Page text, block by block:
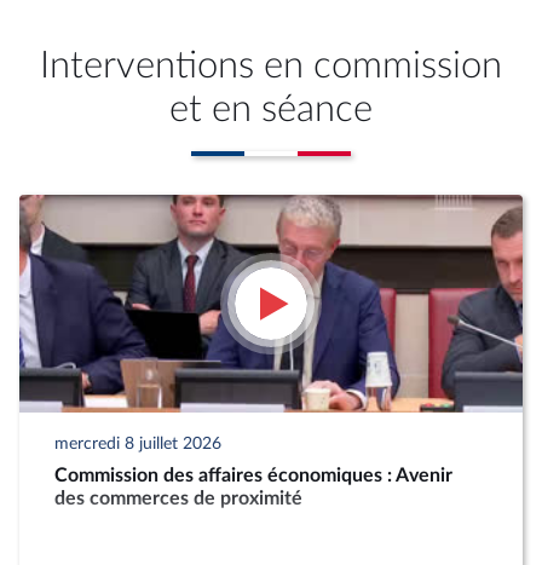
Interventions en commission
et en séance
mercredi 8 juillet 2026
Commission des affaires économiques : Avenir
des commerces de proximité